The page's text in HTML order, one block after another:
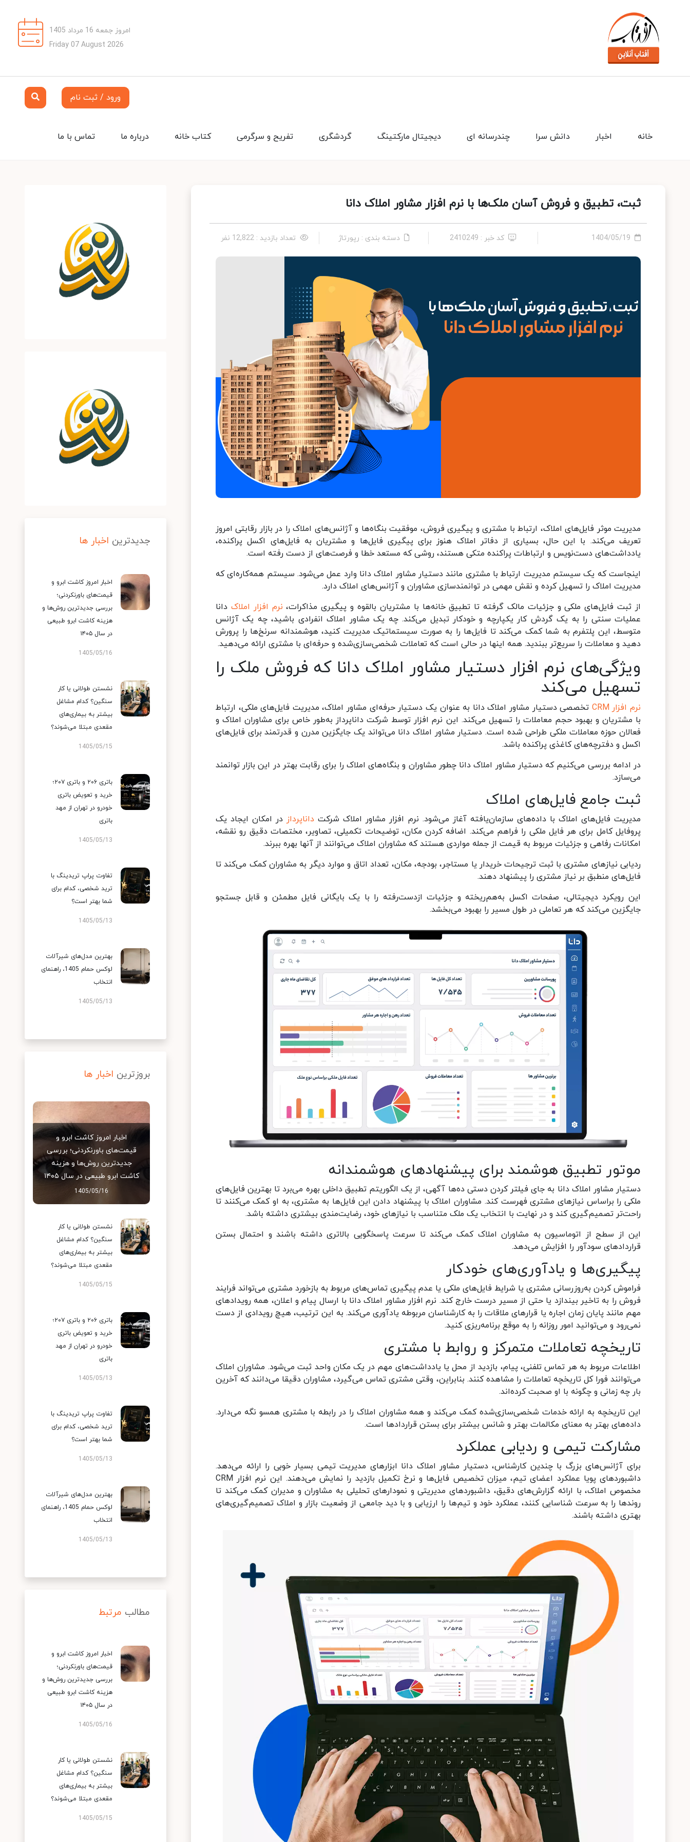
امروز جمعه 16 مرداد 1405
Friday 07 August 2026
ورود / ثبت نام
تماس با ما درباره ما کتاب خانه تفریح و سرگرمی گردشگری دیجیتال مارکتینگ چندرسانه ای دانش سرا اخبار خانه
ثبت، تطبیق و فروش آسان ملک‌ها با نرم افزار مشاور املاک دانا
1404/05/19 کد خبر : 2410249 دسته بندی : رپورتاژ تعداد بازدید : 12,822 نفر
مدیریت موثر فایل‌های املاک، ارتباط با مشتری و پیگیری فروش، موفقیت بنگاه‌ها و آژانس‌های املاک را در بازار رقابتی امروز
تعریف می‌کند. با این حال، بسیاری از دفاتر املاک هنوز برای پیگیری فایل‌ها و مشتریان به فایل‌های اکسل پراکنده،
یادداشت‌های دست‌نویس و ارتباطات پراکنده متکی هستند، روشی که مستعد خطا و فرصت‌های از دست رفته است.
اینجاست که یک سیستم مدیریت ارتباط با مشتری مانند دستیار مشاور املاک دانا وارد عمل می‌شود. سیستم همه‌کاره‌ای که
مدیریت املاک را تسهیل کرده و نقش مهمی در توانمندسازی مشاوران و آژانس‌های املاک دارد.
از ثبت فایل‌های ملکی و جزئیات مالک گرفته تا تطبیق خانه‌ها با مشتریان بالقوه و پیگیری مذاکرات، نرم افزار املاک دانا
عملیات سنتی را به یک گردش کار یکپارچه و خودکار تبدیل می‌کند. چه یک مشاور املاک انفرادی باشید، چه یک آژانس
متوسط، این پلتفرم به شما کمک می‌کند تا فایل‌ها را به صورت سیستماتیک مدیریت کنید، هوشمندانه سرنخ‌ها را پرورش
دهید و معاملات را سریع‌تر ببندید. همه اینها در حالی است که تعاملات شخصی‌سازی‌شده و حرفه‌ای با مشتری ارائه می‌دهید.
ویژگی‌های نرم افزار دستیار مشاور املاک دانا که فروش ملک را
تسهیل می‌کند
نرم افزار CRM
تخصصی دستیار مشاور املاک دانا به عنوان یک دستیار حرفه‌ای مشاور املاک، مدیریت فایل‌های ملکی، ارتباط
با مشتریان و بهبود حجم معاملات را تسهیل می‌کند. این نرم افزار توسط شرکت داناپرداز به‌طور خاص برای مشاوران املاک و
فعالان حوزه معاملات ملکی طراحی شده است. دستیار مشاور املاک دانا می‌تواند یک جایگزین مدرن و قدرتمند برای فایل‌های
اکسل و دفترچه‌های کاغذی پراکنده باشد.
در ادامه بررسی می‌کنیم که دستیار مشاور املاک دانا چطور مشاوران و بنگاه‌های املاک را برای رقابت بهتر در این بازار توانمند
می‌سازد.
ثبت جامع فایل‌های املاک
مدیریت فایل‌های املاک با داده‌های سازمان‌یافته آغاز می‌شود. نرم افزار مشاور املاک شرکت داناپرداز در امکان ایجاد یک
پروفایل کامل برای هر فایل ملکی را فراهم می‌کند. اضافه کردن مکان، توضیحات تکمیلی، تصاویر، مختصات دقیق رو نقشه،
امکانات رفاهی و جزئیات مربوط به قیمت از جمله مواردی هستند که مشاوران املاک می‌توانند از آنها بهره ببرند.
ردیابی نیازهای مشتری با ثبت ترجیحات خریدار یا مستاجر، بودجه، مکان، تعداد اتاق و موارد دیگر به مشاوران کمک می‌کند تا
فایل‌های منطبق بر نیاز مشتری را پیشنهاد دهند.
این رویکرد دیجیتالی، صفحات اکسل به‌هم‌ریخته و جزئیات از‌دست‌رفته را با یک بایگانی فایل مطمئن و قابل جستجو
جایگزین می‌کند که هر تعاملی در طول مسیر را بهبود می‌بخشد.
موتور تطبیق هوشمند برای پیشنهادهای هوشمندانه
دستیار مشاور املاک دانا به جای فیلتر کردن دستی ده‌ها آگهی، از یک الگوریتم تطبیق داخلی بهره می‌برد تا بهترین فایل‌های
ملکی را براساس نیازهای مشتری فهرست کند. مشاوران املاک با پیشنهاد دادن این فایل‌ها به مشتری، به او کمک می‌کنند تا
راحت‌تر تصمیم‌گیری کند و در نهایت با انتخاب یک ملک متناسب با نیازهای خود، رضایت‌مندی بیشتری داشته باشد.
این از سطح از اتوماسیون به مشاوران املاک کمک می‌کند تا سرعت پاسخگویی بالاتری داشته باشند و احتمال بستن
قراردادهای سودآور را افزایش می‌دهد.
پیگیری‌ها و یادآوری‌های خودکار
فراموش کردن به‌روزرسانی مشتری یا شرایط فایل‌های ملکی یا عدم پیگیری تماس‌های مربوط به بازخورد مشتری می‌تواند فرایند
فروش را به تاخیر بیندازد یا حتی از مسیر درست خارج کند. نرم افزار مشاور املاک دانا با ارسال پیام و اعلان، همه رویدادهای
مهم مانند پایان زمان اجاره یا قرارهای ملاقات را به کارشناسان مربوطه یادآوری می‌کند. به این ترتیب، هیچ رویدادی از دست
نمی‌رود و می‌توانید امور روزانه را به موقع برنامه‌ریزی کنید.
تاریخچه تعاملات متمرکز و روابط با مشتری
اطلاعات مربوط به هر تماس تلفنی، پیام، بازدید از محل یا یادداشت‌های مهم در یک مکان واحد ثبت می‌شود. مشاوران املاک
می‌توانند فورا کل تاریخچه تعاملات را مشاهده کنند. بنابراین، وقتی مشتری تماس می‌گیرد، مشاوران دقیقا می‌دانند که آخرین
بار چه زمانی و چگونه با او صحبت‌ کرده‌اند.
این تاریخچه به ارائه خدمات شخصی‌سازی‌شده کمک می‌کند و همه مشاوران املاک را در رابطه با مشتری همسو نگه می‌دارد.
داده‌های بهتر به معنای مکالمات بهتر و شانس بیشتر برای بستن قراردادها است.
مشارکت تیمی و ردیابی عملکرد
برای آژانس‌های بزرگ با چندین کارشناس، دستیار مشاور املاک دانا ابزارهای مدیریت تیمی بسیار خوبی را ارائه می‌دهد.
داشبوردهای پویا عملکرد اعضای تیم، میزان تخصیص فایل‌ها و نرخ تکمیل بازدید را نمایش می‌دهند. این نرم افزار CRM
مخصوص املاک، با ارائه گزارش‌های دقیق، داشبوردهای مدیریتی و نمودارهای تحلیلی به مشاوران و مدیران کمک می‌کند تا
روندها را به سرعت شناسایی کنند، عملکرد خود و تیم‌ها را ارزیابی و با دید جامعی از وضعیت بازار و املاک تصمیم‌گیری‌های
بهتری داشته باشند.
جدیدترین اخبار ها
اخبار امروز کاشت ابرو و
قیمت‌های باورنکردنی؛
بررسی جدیدترین روش‌ها و
هزینه کاشت ابرو طبیعی
در سال ۱۴۰۵
1405/05/16
نشستن طولانی یا کار
سنگین؟ کدام مشاغل
بیشتر به بیماری‌های
مقعدی مبتلا می‌شوند؟
1405/05/15
باتری ۲۰۶ و باتری ۲۰۷؛
خرید و تعویض باتری
خودرو در تهران از مهد
باتری
1405/05/13
تفاوت پراپ تریدینگ با
ترید شخصی، کدام برای
شما بهتر است؟
1405/05/13
بهترین مدل‌های شیرآلات
لوکس حمام 1405، راهنمای
انتخاب
1405/05/13
بروزترین اخبار ها
اخبار امروز کاشت ابرو و
قیمت‌های باورنکردنی؛ بررسی
جدیدترین روش‌ها و هزینه
کاشت ابرو طبیعی در سال ۱۴۰۵
1405/05/16
نشستن طولانی یا کار
سنگین؟ کدام مشاغل
بیشتر به بیماری‌های
مقعدی مبتلا می‌شوند؟
1405/05/15
باتری ۲۰۶ و باتری ۲۰۷؛
خرید و تعویض باتری
خودرو در تهران از مهد
باتری
1405/05/13
تفاوت پراپ تریدینگ با
ترید شخصی، کدام برای
شما بهتر است؟
1405/05/13
بهترین مدل‌های شیرآلات
لوکس حمام 1405، راهنمای
انتخاب
1405/05/13
مطالب مرتبط
اخبار امروز کاشت ابرو و
قیمت‌های باورنکردنی؛
بررسی جدیدترین روش‌ها و
هزینه کاشت ابرو طبیعی
در سال ۱۴۰۵
1405/05/16
نشستن طولانی یا کار
سنگین؟ کدام مشاغل
بیشتر به بیماری‌های
مقعدی مبتلا می‌شوند؟
1405/05/15